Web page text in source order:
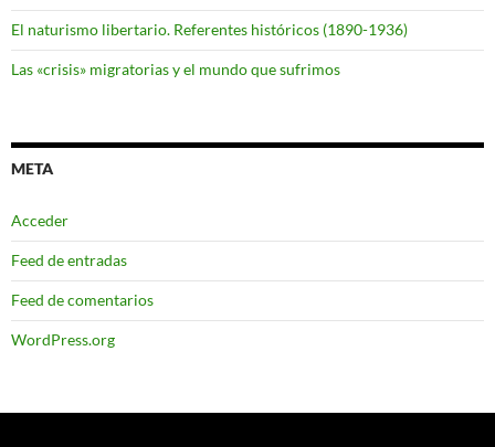
El naturismo libertario. Referentes históricos (1890-1936)
Las «crisis» migratorias y el mundo que sufrimos
META
Acceder
Feed de entradas
Feed de comentarios
WordPress.org